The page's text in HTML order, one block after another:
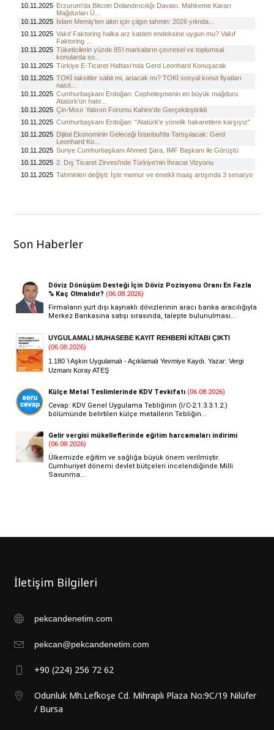
Son Haberler
İletişim Bilgileri
pekcandenetim.com
pekcan@pekcandenetim.com
+90 (224) 256 72 62
Odunluk Mh.Lefkoşe Cd. Mihraplı Plaza No:9C/19 Nilüfer
/ Bursa